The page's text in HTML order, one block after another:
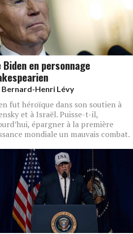
Biden en personnage
Bernard-Henri Lévy
fut héroïque dans son soutien à
et à Israël. Puisse-t-il,
épargner à la première
mondiale un mauvais combat.